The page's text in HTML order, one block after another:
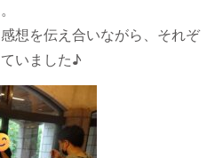
想を伝え合いながら、それぞ
いました♪